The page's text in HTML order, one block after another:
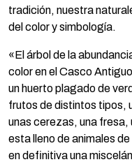
tradición, nuestra
del color y simbología.
«El árbol de la
color en el Casco
un huerto plagado de
frutos de distintos tipos,
unas cerezas, una fresa,
esta lleno de animales
en definitiva una